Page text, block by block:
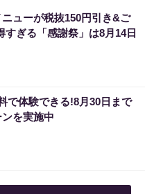
お茶ガチです」噂のお茶
当選者は〇〇です」占い師
ファーム ）
ニューが税抜150円引き&ご
すぎる「感謝祭」は8月14日
で体験できる!8月30日まで
を実施中